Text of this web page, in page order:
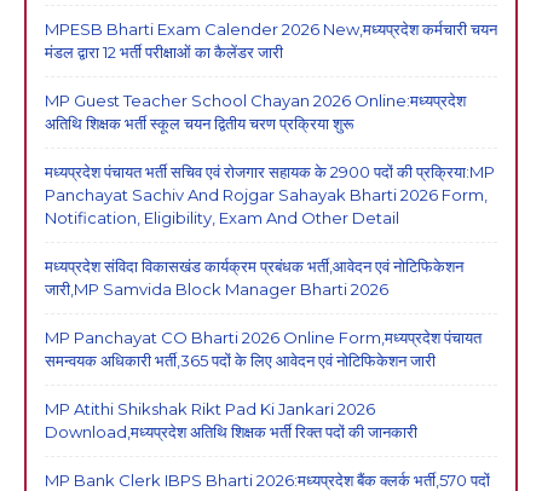
MPESB Bharti Exam Calender 2026 New,मध्यप्रदेश कर्मचारी चयन
मंडल द्वारा 12 भर्ती परीक्षाओं का कैलेंडर जारी
MP Guest Teacher School Chayan 2026 Online:मध्यप्रदेश
अतिथि शिक्षक भर्ती स्कूल चयन द्वितीय चरण प्रक्रिया शुरू
मध्यप्रदेश पंचायत भर्ती सचिव एवं रोजगार सहायक के 2900 पदों की प्रक्रिया:MP
Panchayat Sachiv And Rojgar Sahayak Bharti 2026 Form,
Notification, Eligibility, Exam And Other Detail
मध्यप्रदेश संविदा विकासखंड कार्यक्रम प्रबंधक भर्ती,आवेदन एवं नोटिफिकेशन
जारी,MP Samvida Block Manager Bharti 2026
MP Panchayat CO Bharti 2026 Online Form,मध्यप्रदेश पंचायत
समन्वयक अधिकारी भर्ती,365 पदों के लिए आवेदन एवं नोटिफिकेशन जारी
MP Atithi Shikshak Rikt Pad Ki Jankari 2026
Download,मध्यप्रदेश अतिथि शिक्षक भर्ती रिक्त पदों की जानकारी
MP Bank Clerk IBPS Bharti 2026:मध्यप्रदेश बैंक क्लर्क भर्ती,570 पदों